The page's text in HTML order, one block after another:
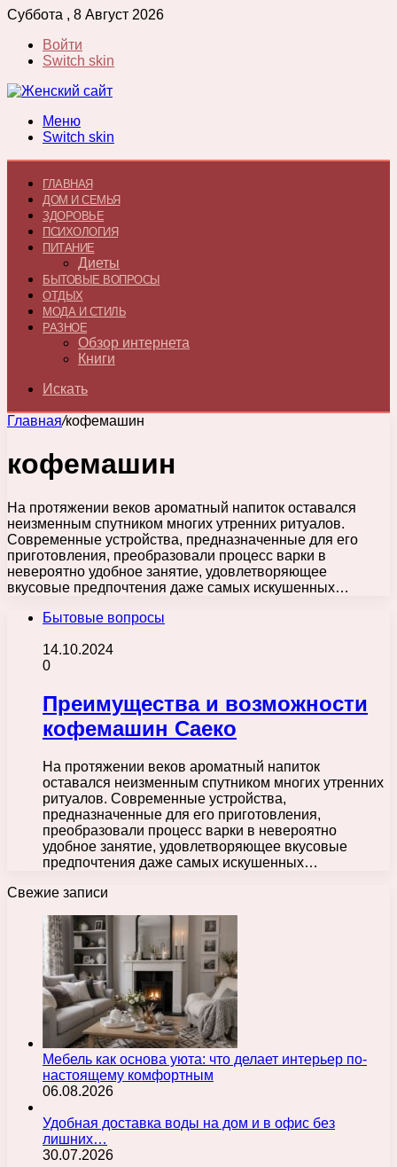
Суббота , 8 Август 2026
Войти
Switch skin
Меню
Switch skin
ГЛАВНАЯ
ДОМ И СЕМЬЯ
ЗДОРОВЬЕ
ПСИХОЛОГИЯ
ПИТАНИЕ
Диеты
БЫТОВЫЕ ВОПРОСЫ
ОТДЫХ
МОДА И СТИЛЬ
РАЗНОЕ
Обзор интернета
Книги
Искать
Главная/кофемашин
кофемашин
На протяжении веков ароматный напиток оставался
неизменным спутником многих утренних ритуалов.
Современные устройства, предназначенные для его
приготовления, преобразовали процесс варки в
невероятно удобное занятие, удовлетворяющее
вкусовые предпочтения даже самых искушенных…
Бытовые вопросы
14.10.2024
0
Преимущества и возможности
кофемашин Саеко
На протяжении веков ароматный напиток
оставался неизменным спутником многих утренних
ритуалов. Современные устройства,
предназначенные для его приготовления,
преобразовали процесс варки в невероятно
удобное занятие, удовлетворяющее вкусовые
предпочтения даже самых искушенных…
Свежие записи
Мебель как основа уюта: что делает интерьер по-
настоящему комфортным
06.08.2026
Удобная доставка воды на дом и в офис без
лишних…
30.07.2026